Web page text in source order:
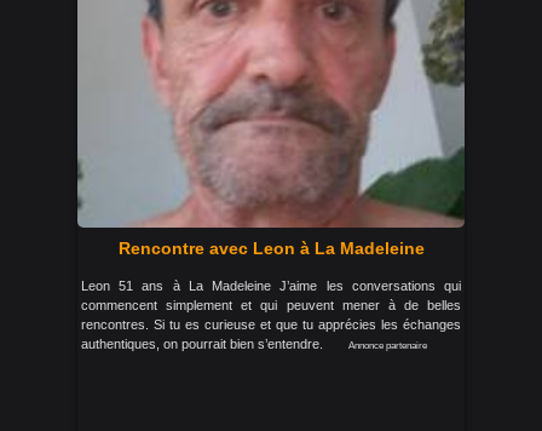
Rencontre avec Leon à La Madeleine
Leon 51 ans à La Madeleine J’aime les conversations qui
commencent simplement et qui peuvent mener à de belles
rencontres. Si tu es curieuse et que tu apprécies les échanges
authentiques, on pourrait bien s’entendre.
Annonce partenaire